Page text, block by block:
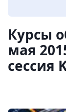
Курсы
мая
сессия